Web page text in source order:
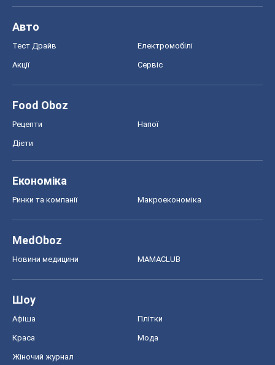
Авто
Тест Драйв Електромобілі
Акції Сервіс
Food Oboz
Рецепти Напої
Дієти
Економіка
Ринки та компанії Макроекономіка
MedOboz
Новини медицини MAMACLUB
Шоу
Афіша Плітки
Краса Мода
Жіночий журнал